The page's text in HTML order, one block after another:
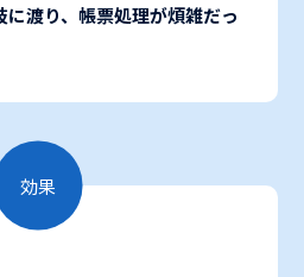
渡り、帳票処理が煩雑だっ
効果